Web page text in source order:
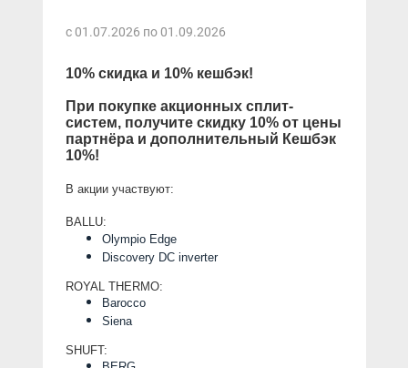
с 01.07.2026 по 01.09.2026
10% скидка и 10% кешбэк!
При покупке акционных сплит-
систем, получите скидку 10% от цены
партнёра и дополнительный Кешбэк
10%!
В акции участвуют:
BALLU:
Olympio Edge
Discovery DC inverter
ROYAL THERMO:
Barocco
Siena
SHUFT: